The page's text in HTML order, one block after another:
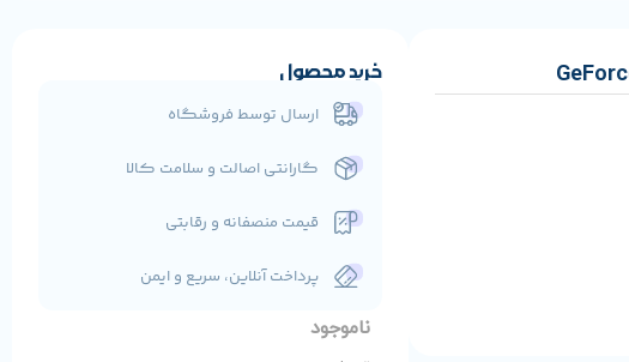
خرید محصول
ارسال توسط فروشگاه
گارانتی اصالت و سلامت کالا
قیمت منصفانه و رقابتی
پرداخت آنلاین، سریع و ایمن
ناموجود